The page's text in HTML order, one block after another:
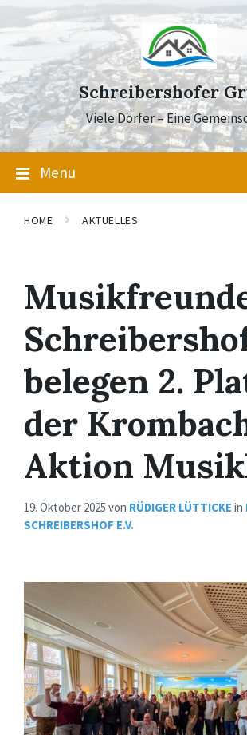
content
main
navigation
footer
Schreibershofer
Viele Dörfer – Eine
Menu
HOME AKTUELLES
belegen 2.
der
Aktion
19. Oktober 2025 von RÜDIGER LÜTTICKE in
SCHREIBERSHOF E.V.